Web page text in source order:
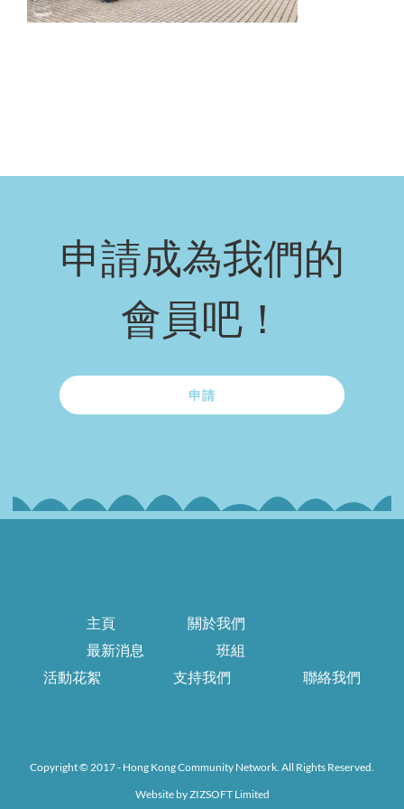
申請成為我們的
會員吧！
申請
主頁
關於我們
最新消息
班組
活動花絮
支持我們 聯絡我們
Copyright © 2017 - Hong Kong Community Network. All Rights Reserved.
Website byZIZSOFT Limited